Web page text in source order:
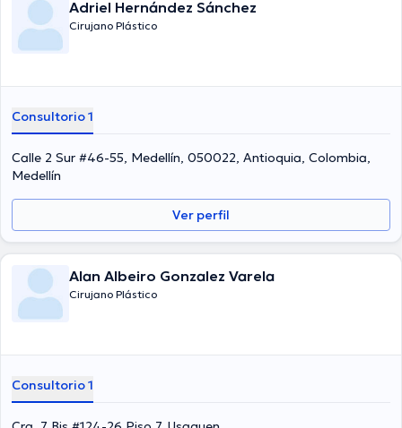
Adriel Hernández Sánchez
Cirujano Plástico
Consultorio 1
Calle 2 Sur #46-55, Medellín, 050022, Antioquia, Colombia,
Medellín
Ver perfil
Alan Albeiro Gonzalez Varela
Cirujano Plástico
Consultorio 1